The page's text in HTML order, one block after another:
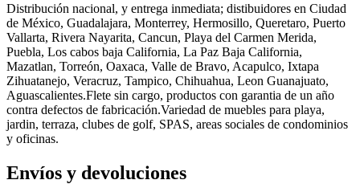
Distribución nacional, y entrega inmediata; distibuidores en Ciudad
de México, Guadalajara, Monterrey, Hermosillo, Queretaro, Puerto
Vallarta, Rivera Nayarita, Cancun, Playa del Carmen Merida,
Puebla, Los cabos baja California, La Paz Baja California,
Mazatlan, Torreón, Oaxaca, Valle de Bravo, Acapulco, Ixtapa
Zihuatanejo, Veracruz, Tampico, Chihuahua, Leon Guanajuato,
Aguascalientes.Flete sin cargo, productos con garantia de un año
contra defectos de fabricación.Variedad de muebles para playa,
jardin, terraza, clubes de golf, SPAS, areas sociales de condominios
y oficinas.
Envíos y devoluciones